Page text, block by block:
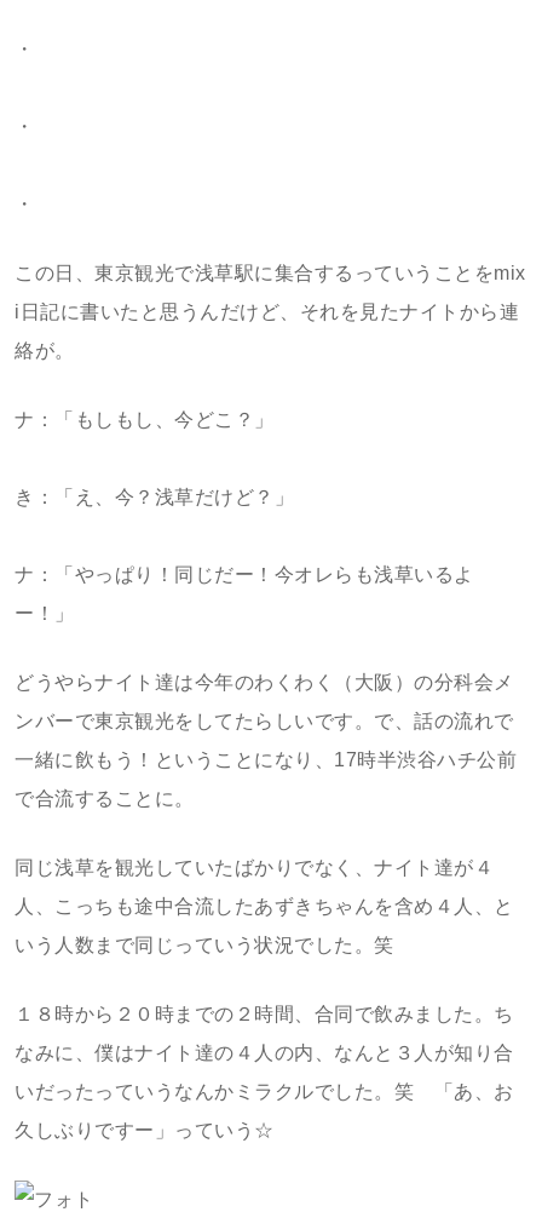
・
・
・
この日、東京観光で浅草駅に集合するっていうことをmix
i日記に書いたと思うんだけど、それを見たナイトから連
絡が。
ナ：「もしもし、今どこ？」
き：「え、今？浅草だけど？」
ナ：「やっぱり！同じだー！今オレらも浅草いるよ
ー！」
どうやらナイト達は今年のわくわく（大阪）の分科会メ
ンバーで東京観光をしてたらしいです。で、話の流れで
一緒に飲もう！ということになり、17時半渋谷ハチ公前
で合流することに。
同じ浅草を観光していたばかりでなく、ナイト達が４
人、こっちも途中合流したあずきちゃんを含め４人、と
いう人数まで同じっていう状況でした。笑
１８時から２０時までの２時間、合同で飲みました。ち
なみに、僕はナイト達の４人の内、なんと３人が知り合
いだったっていうなんかミラクルでした。笑 「あ、お
久しぶりですー」っていう☆